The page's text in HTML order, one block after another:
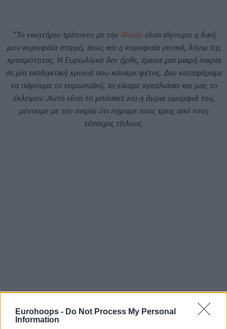
Eurohoops - Do Not Process My Personal
Information
”Το νικητήριο τρίποντο με την Φενέρείναι σίγουρα η δική
μου κορυφαία στιγμή, ίσως και η κορυφαία γενικά, λόγω της
κρισιμότητας. Η Ευρωλίγκα δεν ήρθε, έμεινε μια μικρή πικρία
σε μία εκπληκτική χρονιά που κάναμε φέτος. Δεν καταφέραμε
να πάρουμε το ευρωπαϊκό, το είχαμε αγκαλιάσει και μας το
έκλεψαν. Αυτό είναι το μπάσκετ και η άγρια ομορφιά του,
μένουμε με την πικρία ότι πήραμε τους τρεις από τους
τέσσερις τίτλους.